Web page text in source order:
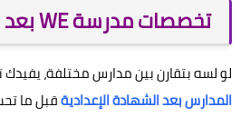
تخصصات مدرسة WE بعد الإعدادية
لو لسه بتقارن بين مدارس مختلفة،
المدارس بعد الشهادة الإعداديةقبل ما